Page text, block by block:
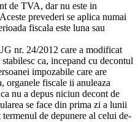
de TVA, dar nu este in
prevederi se aplica numai
fiscala este luna sau
nr. 24/2012 care a modificat
ca, incepand cu decontul
impozabile care are
organele fiscale ii anuleaza
nu a depus niciun decont de
se face din prima zi a lunii
de depunere al celui de-